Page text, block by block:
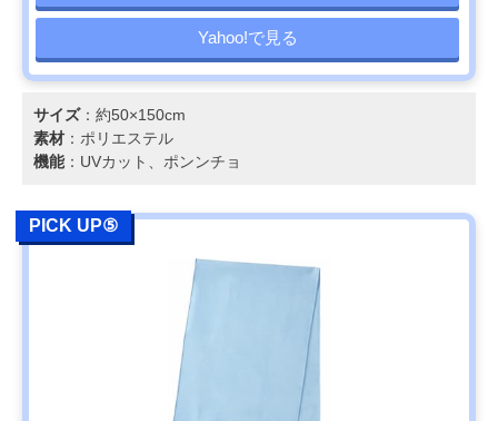
Yahoo!で見る
サイズ：約50×150cm
素材 ：ポリエステル
機能：UVカット、ポンンチョ
PICK UP⑤